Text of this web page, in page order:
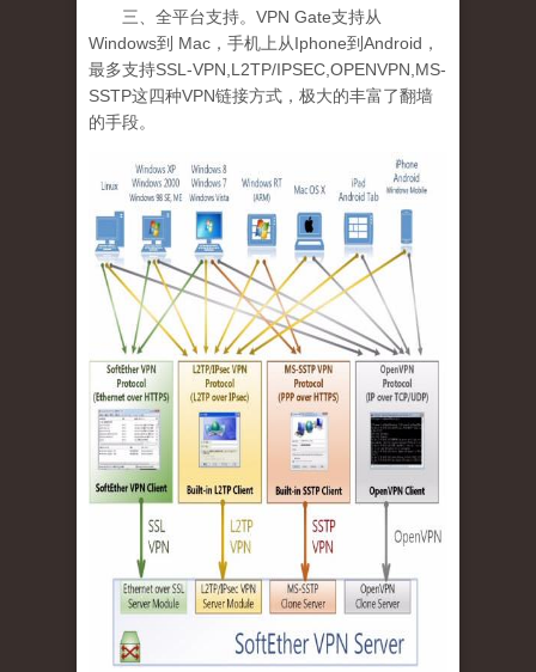
三、全平台支持。 VPN Gate支持从
Windows到 Mac ，手机上从Iphone到 Android ，
最多支持SSL-VPN,L2TP/IPSEC,OPENVPN,MS-
SSTP这四种VPN链接方式，极大的丰富了翻墙
的手段。